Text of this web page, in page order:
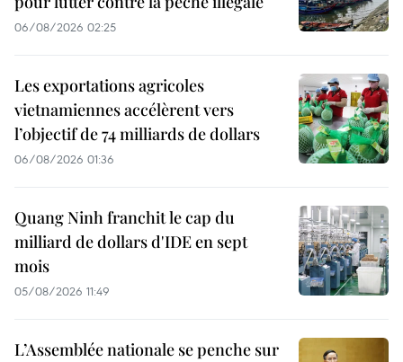
06/08/2026 02:25
Les exportations agricoles
vietnamiennes accélèrent vers
l’objectif de 74 milliards de dollars
06/08/2026 01:36
Quang Ninh franchit le cap du
milliard de dollars d'IDE en sept
mois
05/08/2026 11:49
L’Assemblée nationale se penche sur